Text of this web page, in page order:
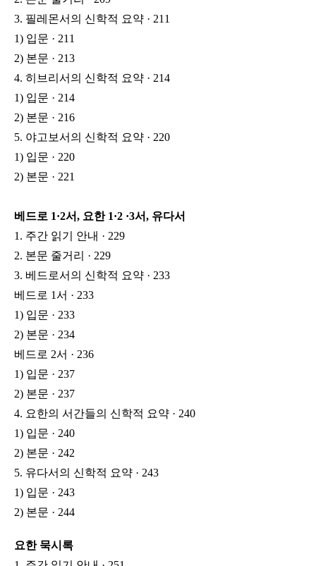
3. 필레몬서의 신학적 요약 · 211
1) 입문 · 211
2) 본문 · 213
4. 히브리서의 신학적 요약 · 214
1) 입문 · 214
2) 본문 · 216
5. 야고보서의 신학적 요약 · 220
1) 입문 · 220
2) 본문 · 221
베드로 1·2서, 요한 1·2 ·3서, 유다서
1. 주간 읽기 안내 · 229
2. 본문 줄거리 · 229
3. 베드로서의 신학적 요약 · 233
베드로 1서 · 233
1) 입문 · 233
2) 본문 · 234
베드로 2서 · 236
1) 입문 · 237
2) 본문 · 237
4. 요한의 서간들의 신학적 요약 · 240
1) 입문 · 240
2) 본문 · 242
5. 유다서의 신학적 요약 · 243
1) 입문 · 243
2) 본문 · 244
요한 묵시록